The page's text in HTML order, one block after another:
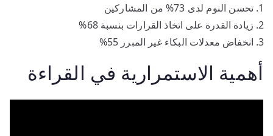
تحسن النوم لدى 73% من المشاركين
زيادة القدرة على اتخاذ القرارات بنسبة 68%
انخفاض معدلات البكاء غير المبرر 55%
أهمية الاستمرارية في القراءة